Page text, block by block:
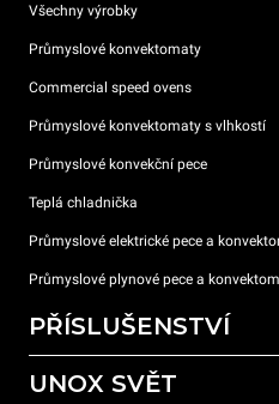
Všechny výrobky
Průmyslové konvektomaty
Commercial speed ovens
Průmyslové konvektomaty s vlhkostí
Průmyslové konvekční pece
Teplá chladnička
Průmyslové elektrické pece a
Průmyslové plynové pece a
PŘÍSLUŠENSTVÍ
Všechna příslušenství
UNOX SVĚT